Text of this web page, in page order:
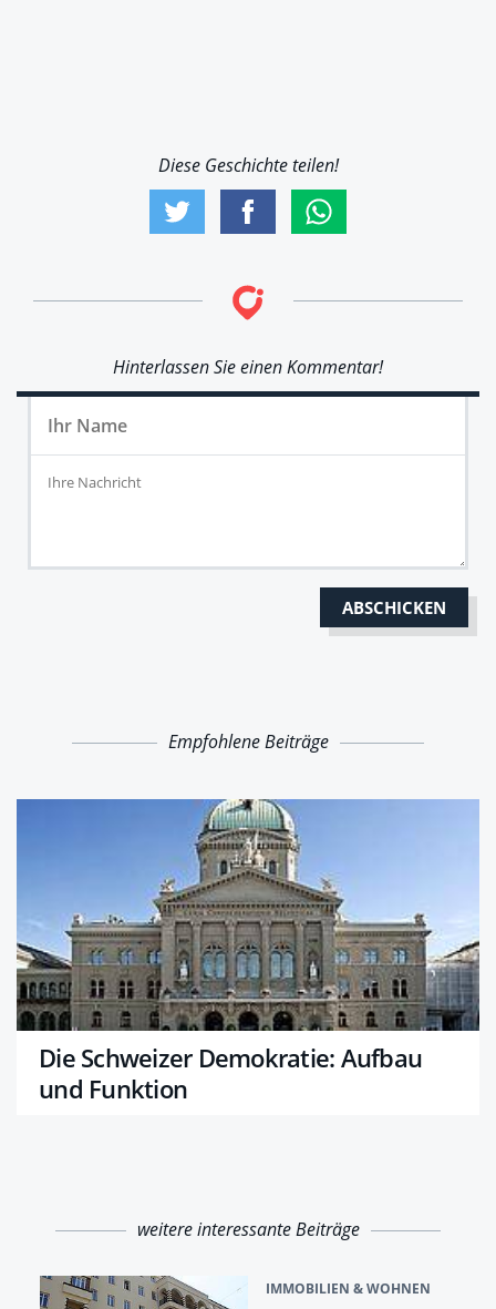
Diese Geschichte teilen!
Hinterlassen Sie einen Kommentar!
Empfohlene Beiträge
Die Schweizer Demokratie: Aufbau
und Funktion
weitere interessante Beiträge
IMMOBILIEN & WOHNEN